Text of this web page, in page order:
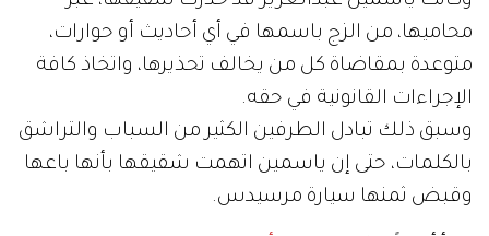
محاميها، من الزج باسمها في أي أحاديث أو حوارات،
متوعدة بمقاضاة كل من يخالف تحذيرها، واتخاذ كافة
الإجراءات القانونية في حقه.
وسبق ذلك تبادل الطرفين الكثير من السباب والتراشق
بالكلمات، حتى إن ياسمين اتهمت شقيقها بأنها باعها
وقبض ثمنها سيارة مرسيدس.